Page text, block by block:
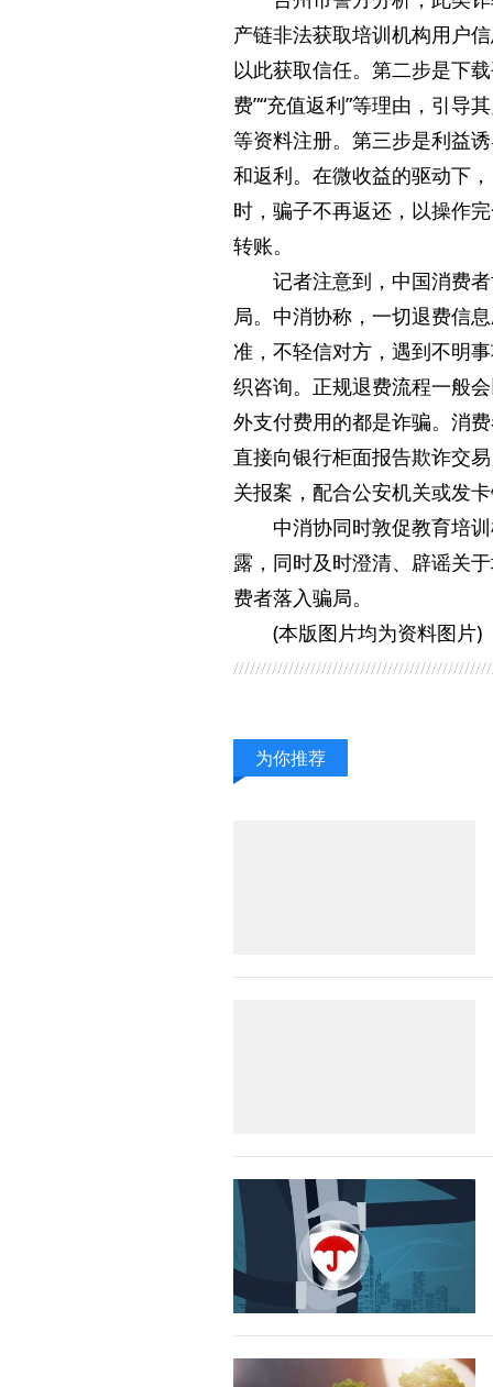
产链非法获取培训机构用户
以此获取信任。第二步是下
费”“充值返利”等理由，引导
等资料注册。第三步是利益
和返利。在微收益的驱动下
时，骗子不再返还，以操作
转账。
记者注意到，中国消费
局。中消协称，一切退费信
准，不轻信对方，遇到不明
织咨询。正规退费流程一般
外支付费用的都是诈骗。消
直接向银行柜面报告欺诈交
关报案，配合公安机关或发
中消协同时敦促教育培
露，同时及时澄清、辟谣关
费者落入骗局。
(本版图片均为资料图片)
为你推荐